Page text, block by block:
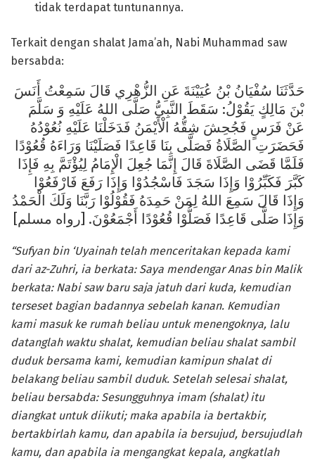
tidak terdapat tuntunannya.
Terkait dengan shalat Jama’ah, Nabi Muhammad saw
bersabda:
حَدَّثَنَا سُفْيَانُ بْنُ عُيَيْنَةَ عَنِ الزُّهْرِي قَالَ سَمِعْتُ أَنَسَ
بْنَ مَالِكٍ يَقُوْلُ: سَقَطَ النَّبِيُّ صَلَّى اللهُ عَلَيْهِ وَ سَلَّمَ
عَنْ فَرَسٍ فَجُحِشَ شِقُّهُ الْأَيْمَنُ فَدَخَلْنَا عَلَيْهِ نُعُوْدُهُ
فَحَضَرَتِ الصَّلَاةُ فَصَلَّى بِنَا قَاعِدًا فَصَلَيْنَا وَرَاءَهُ قُعُوْدًا
فَلَمَّا قَضَى الصَّلَاةَ قَالَ إِنَّمَا جُعِلَ الْإِمَامُ لِيُؤْتَمَّ بِهِ فَإِذَا
كَبَّرَ فَكَبِّرُوْا وَإِذَا سَجَدَ فَاسْجُدُوْا وَإِذَا رَفَعَ فَارْفَعُوْا
وَإِذَا قَالَ سَمِعَ اللهُ لِمَنْ حَمِدَهُ فَقُوْلُوْا رَبَّنَا وَلَكَ الْحَمْدُ
وَإِذَا صَلَّى قَاعِدًا فَصَلُّوْا قُعُوْدًا أَجْمَعُوْنَ. [رواه مسلم]
“Sufyan bin ‘Uyainah telah menceritakan kepada kami
dari az-Zuhri, ia berkata: Saya mendengar Anas bin Malik
berkata: Nabi saw baru saja jatuh dari kuda, kemudian
terseset bagian badannya sebelah kanan. Kemudian
kami masuk ke rumah beliau untuk menengoknya, lalu
datanglah waktu shalat, kemudian beliau shalat sambil
duduk bersama kami, kemudian kamipun shalat di
belakang beliau sambil duduk. Setelah selesai shalat,
beliau bersabda: Sesungguhnya imam (shalat) itu
diangkat untuk diikuti; maka apabila ia bertakbir,
bertakbirlah kamu, dan apabila ia bersujud, bersujudlah
kamu, dan apabila ia mengangkat kepala, angkatlah